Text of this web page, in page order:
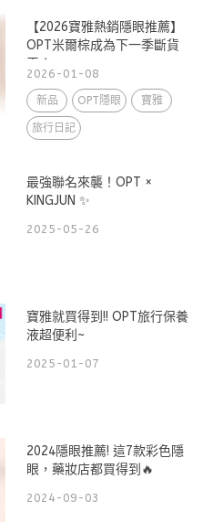
【2026寶雅熱銷隱眼推薦】
OPT米爾棕成為下一季斷貨
王！
2026-01-08
新品 OPT隱眼 寶雅
旅行日記
最強聯名來襲！OPT ×
KINGJUN ✨
2025-05-26
寶雅就買得到!! OPT旅行保養
液超便利~
2025-01-07
2024隱眼推薦! 這7款彩色隱
眼，藥妝店都買得到🔥
2024-09-03